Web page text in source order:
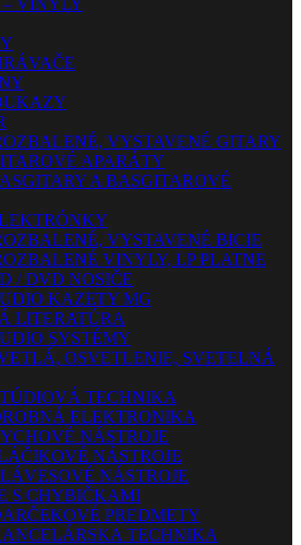
– VINYLY
VYSTAVENÉ GITARY
APARÁTY
A BASGITAROVÉ
VYSTAVENÉ BICIE
VINYLY, LP PLATNE
/ DVD NOSIČE
KAZETY MG
LITERATÚRA
SYSTÉMY
OSVETLENIE, SVETELNÁ
TECHNIKA
ELEKTRONIKA
NÁSTROJE
NÁSTROJE
NÁSTROJE
S CHYBIČKAMI
PREDMETY
TECHNIKA